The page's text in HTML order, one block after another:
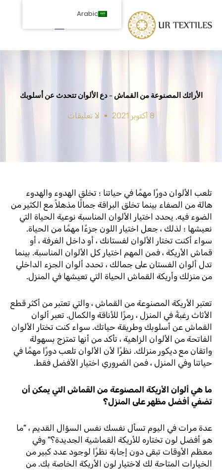
المحتوى
الأرائك المصنوعة من القماش - دع الألوان تتحدث عن أسلوبك
8 أكتوبر 2021 لا تعليقات
تلعب الألوان دورًا مهمًا في حياتنا ؛ تخلق الهدوء والهدوء
هالة من الصفاء بينما تخلق البراقة جمالًا مذهلاً مع الكثير من
الضوء فيه. يحدد اختيار الألوان المناسبة نوعية الحياة التي
نعيشها ؛ لذلك ، جعل اختيار اللون جزءًا مهمًا من الحياة.
سواء أكنت تختار الألوان لفستانك ، أو داخل الغرفة ، أو
قماش الأريكة ، فمن المهم اختيار كل الألوان المناسبة. بينما
تدل ألوان الفستان على جمالك ، تحدد ألوان الجزء الداخلي
من منزلك وأريكة القماش الحياة التي تعيشها في المنزل.
تعتبر الأريكة المصنوعة من القماش ، والتي تعتبر من أكثر قطع
الأثاث رغبةً في المنزل ، رمزًا للأناقة والكمال. تعبر ألوان
القماش عن أسلوبك وطريقة حياتك. سواء كنت تختار الألوان
الفاتحة من الألوان الزاهية ، تأكد من أنها تمتزج بسهولة
واتقان مع ديكور منزلك. نظرًا لأن الألوان تلعب دورًا مهمًا في
حياتنا وفي المنزل ، فمن الضروري اختيار الأفضل فقط.
ما هي ألوان الأريكة المصنوعة من القماش التي يمكن أن
تضفي أفضل مظهر على المنزل؟
عدة مرات في اليوم تسأل نفسك نفس السؤال القديم ، "ما
هو أفضل لون تختاره للأريكة القماشية الجديدة؟" وفي
معظم الأوقات تبقى دون إجابة نظرًا لوجود عدد كبير من
الخيارات المتاحة لك لاختيار لون الأريكة الخاصة بك. من
Arabic